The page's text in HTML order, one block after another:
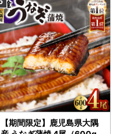
【期間限定】鹿児島県大隅